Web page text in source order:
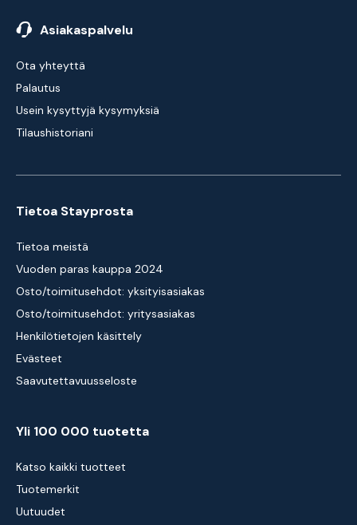
Asiakaspalvelu
Ota yhteyttä
Palautus
Usein kysyttyjä kysymyksiä
Tilaushistoriani
Tietoa Stayprosta
Tietoa meistä
Vuoden paras kauppa 2024
Osto/toimitusehdot: yksityisasiakas
Osto/toimitusehdot: yritysasiakas
Henkilötietojen käsittely
Evästeet
Saavutettavuusseloste
Yli 100 000 tuotetta
Katso kaikki tuotteet
Tuotemerkit
Uutuudet